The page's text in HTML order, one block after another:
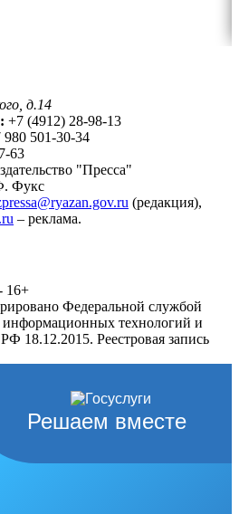
д.14
+7 (4912) 28-98-13
980 501-30-34
63
"Пресса"
Фукс
(редакция),
– реклама.
16+
Федеральной службой
информационных технологий и
18.12.2015. Реестровая запись
Решаем вместе